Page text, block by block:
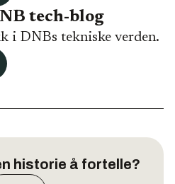
tech-blog
i DNBs tekniske verden.
historie å fortelle?